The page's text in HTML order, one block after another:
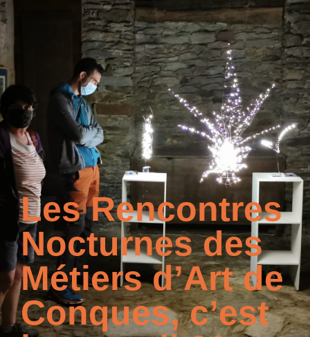
Les Rencontres
Nocturnes des
Métiers d’Art de
Conques, c’est